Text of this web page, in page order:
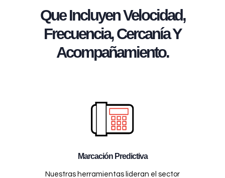
Que Incluyen Velocidad,
Frecuencia, Cercanía Y
Acompañamiento.
Marcación Predictiva
Nuestras herramientas lideran el sector